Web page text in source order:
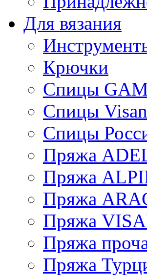
Для вязания
Крючки
Спицы
Спицы
Спицы
Пряжа
Пряжа
Пряжа
Пряжа
Пряжа
Пряжа